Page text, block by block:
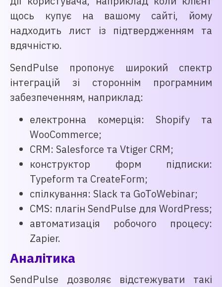
щось купує на вашому сайті, йому
надходить лист із підтвердженням та
вдячністю.
SendPulse пропонує широкий спектр
інтеграцій зі стороннім програмним
забезпеченням, наприклад:
електронна комерція: Shopify та
WooCommerce;
CRM: Salesforce та Vtiger CRM;
конструктор форм підписки:
Typeform та CreateForm;
спілкування: Slack та GoToWebinar;
CMS: плагін SendPulse для WordPress;
автоматизація робочого процесу:
Zapier.
Аналітика
SendPulse дозволяє відстежувати такі